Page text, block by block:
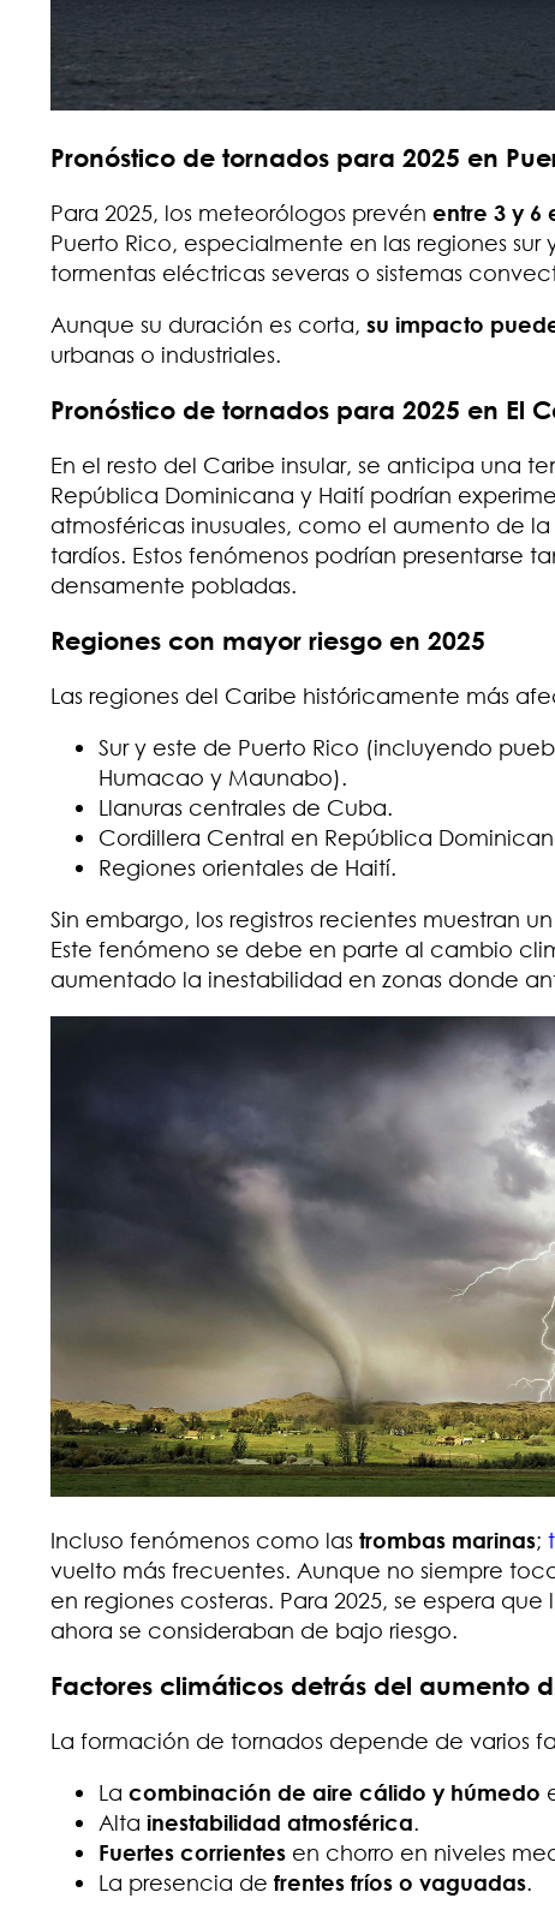
Pronóstico de tornados para 2025 en
Para 2025, los meteorólogos prevén entre 3 y 6
Puerto Rico, especialmente en las regiones sur
tormentas eléctricas severas o sistemas
Aunque su duración es corta, su impacto
urbanas o industriales.
Pronóstico de tornados para 2025 en El
En el resto del Caribe insular, se anticipa una
República Dominicana y Haití podrían
atmosféricas inusuales, como el aumento de
tardíos. Estos fenómenos podrían presentarse
densamente pobladas.
Regiones con mayor riesgo en 2025
Las regiones del Caribe históricamente más
Sur y este de Puerto Rico (incluyendo
Humacao y Maunabo).
Llanuras centrales de Cuba.
Cordillera Central en República
Regiones orientales de Haití.
Sin embargo, los registros recientes muestran un
Este fenómeno se debe en parte al cambio
aumentado la inestabilidad en zonas donde
Incluso fenómenos como las trombas marinas;
vuelto más frecuentes. Aunque no siempre
en regiones costeras. Para 2025, se espera
ahora se consideraban de bajo riesgo.
Factores climáticos detrás del aumento
La formación de tornados depende de varios
La combinación de aire cálido y húmedo
Alta inestabilidad atmosférica.
Fuertes corrientes en chorro en niveles
La presencia de frentes fríos o vaguadas.